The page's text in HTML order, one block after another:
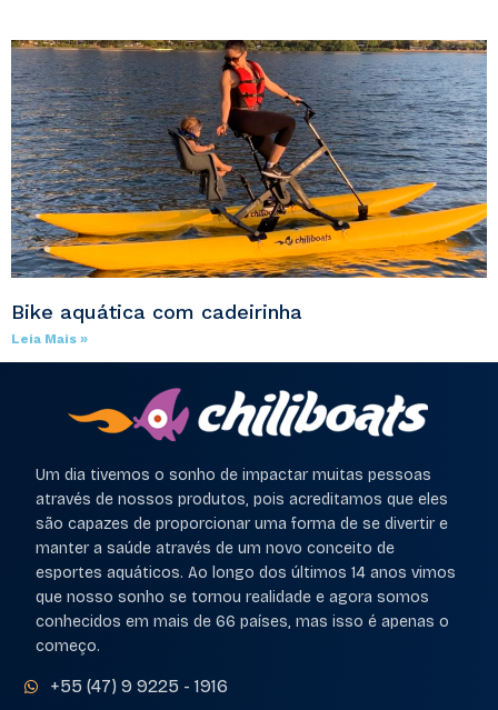
Bike aquática com cadeirinha
Leia Mais »
Um dia tivemos o sonho de impactar muitas pessoas
através de nossos produtos, pois acreditamos que eles
são capazes de proporcionar uma forma de se divertir e
manter a saúde através de um novo conceito de
esportes aquáticos. Ao longo dos últimos 14 anos vimos
que nosso sonho se tornou realidade e agora somos
conhecidos em mais de 66 países, mas isso é apenas o
começo.
+55 (47) 9 9225 - 1916